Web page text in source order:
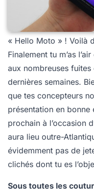
« Hello Moto » ! Voilà
Finalement tu m’as
aux nombreuses
dernières semaines.
que tes concepteurs
présentation en
prochain à l’occasion
aura lieu outre-
évidemment pas de
clichés dont tu es
Sous toutes les